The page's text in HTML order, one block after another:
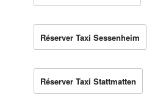
Réserver Taxi Sessenheim
Réserver Taxi Stattmatten